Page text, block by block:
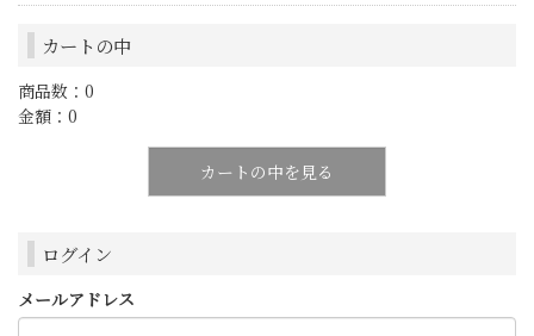
カートの中
商品数：0
金額：0
カートの中を見る
ログイン
メールアドレス